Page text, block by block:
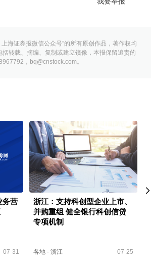
海证券报微信公众号”的所有原创作品，著作权均
转载、摘编、复制或建立镜像，本报保留追责的
，bq@cnstock.com。
务营
07-31
浙江：支持科创型企业上市、
并购重组 健全银行科创信贷
专项机制
各地 · 浙江 07-25